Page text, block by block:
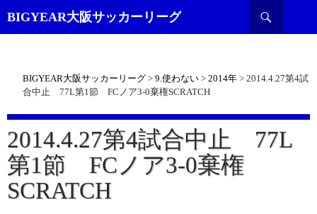
BIGYEAR大阪サッカーリーグ
索
BIGYEAR大阪サッカーリーグ > 9.使わない > 2014年 > 2014.4.27第4試
合中止 77L第1節 FCノア3-0棄権SCRATCH
2014.4.27第4試合中止 77L
第1節 FCノア3-0棄権
SCRATCH